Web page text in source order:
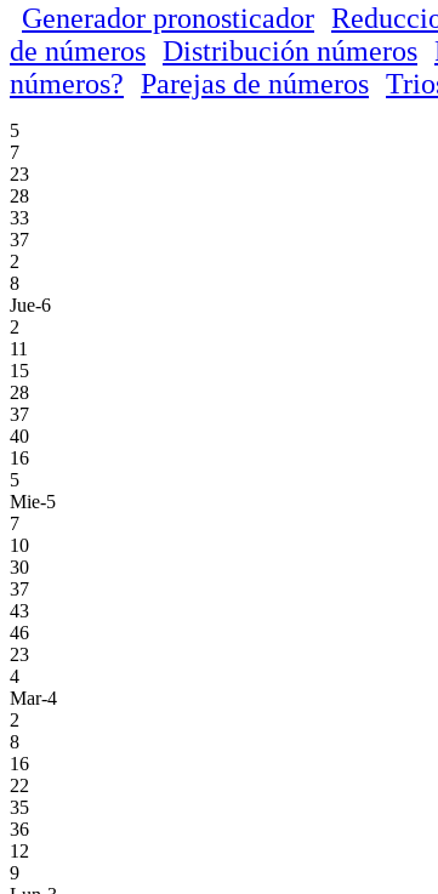
Generador pronosticador
de números Distribución números
números? Parejas de números
5
7
23
28
33
37
2
8
Jue-6
2
11
15
28
37
40
16
5
Mie-5
7
10
30
37
43
46
23
4
Mar-4
2
8
16
22
35
36
12
9